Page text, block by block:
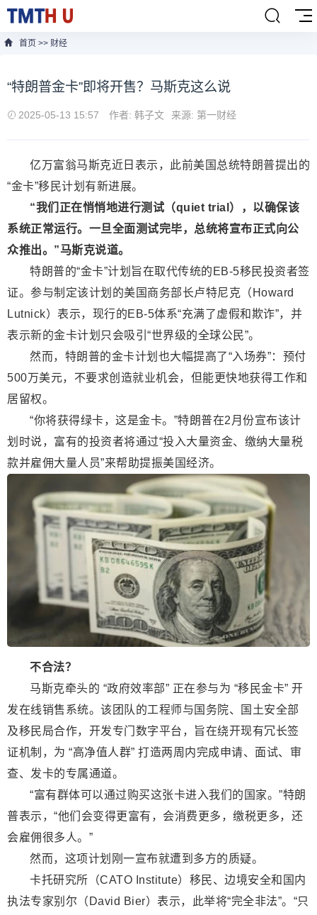
首页 >> 财经
“特朗普金卡”即将开售？马斯克这么说
2025-05-13 15:57 作者: 韩子文 来源: 第一财经
亿万富翁马斯克近日表示，此前美国总统特朗普提出的
“金卡”移民计划有新进展。
“我们正在悄悄地进行测试（quiet trial），以确保该
系统正常运行。一旦全面测试完毕，总统将宣布正式向公
众推出。”马斯克说道。
特朗普的“金卡”计划旨在取代传统的EB-5移民投资者签
证。参与制定该计划的美国商务部长卢特尼克（Howard
Lutnick）表示，现行的EB-5体系“充满了虚假和欺诈”，并
表示新的金卡计划只会吸引“世界级的全球公民”。
然而，特朗普的金卡计划也大幅提高了“入场券”：预付
500万美元，不要求创造就业机会，但能更快地获得工作和
居留权。
“你将获得绿卡，这是金卡。”特朗普在2月份宣布该计
划时说，富有的投资者将通过“投入大量资金、缴纳大量税
款并雇佣大量人员”来帮助提振美国经济。
不合法？
马斯克牵头的 “政府效率部” 正在参与为 “移民金卡” 开
发在线销售系统。该团队的工程师与国务院、国土安全部
及移民局合作，开发专门数字平台，旨在绕开现有冗长签
证机制，为 “高净值人群” 打造两周内完成申请、面试、审
查、发卡的专属通道。
“富有群体可以通过购买这张卡进入我们的国家。”特朗
普表示，“他们会变得更富有，会消费更多，缴税更多，还
会雇佣很多人。”
然而，这项计划刚一宣布就遭到多方的质疑。
卡托研究所（CATO Institute）移民、边境安全和国内
执法专家别尔（David Bier）表示，此举将“完全非法”。“只